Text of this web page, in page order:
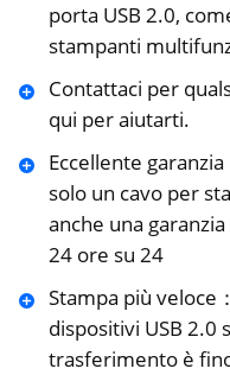
porta USB 2.0,
stampanti
Contattaci per
qui per aiutarti.
Eccellente
solo un cavo per
anche una
24 ore su 24
Stampa più veloce
dispositivi USB 2.0
trasferimento è